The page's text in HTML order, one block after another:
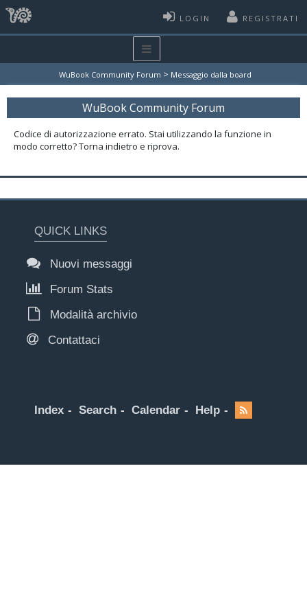
LOGIN REGISTRATI
WuBook Community Forum > Messaggio dalla board
WuBook Community Forum
Codice di autorizzazione errato. Stai utilizzando la funzione in
modo corretto? Torna indietro e riprova.
QUICK LINKS
Nuovi messaggi
Forum Stats
Modalità archivio
Contattaci
Index Search Calendar Help